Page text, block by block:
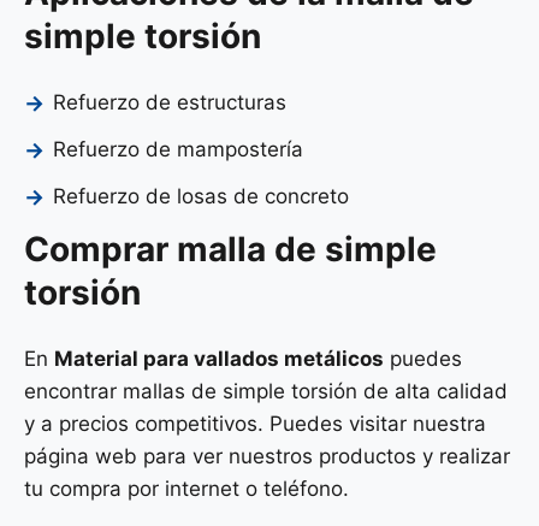
simple torsión
Refuerzo de estructuras
Refuerzo de mampostería
Refuerzo de losas de concreto
Comprar malla de simple
torsión
En Material para vallados metálicos puedes
encontrar mallas de simple torsión de alta calidad
y a precios competitivos. Puedes visitar nuestra
página web para ver nuestros productos y realizar
tu compra por internet o teléfono.